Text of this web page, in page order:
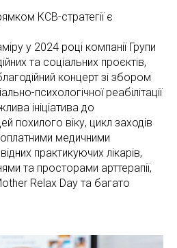
КСВ-стратегії є
у 2024 році компанії Групи
та соціальних проєктів,
концерт зі збором
психологічної реабілітації
ініціатива до
похилого віку, цикл заходів
медичними
практикуючих лікарів,
та просторами арттерапії,
Relax Day та багато